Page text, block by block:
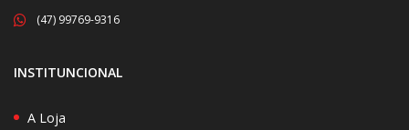
(47) 99769-9316
INSTITUNCIONAL
A Loja